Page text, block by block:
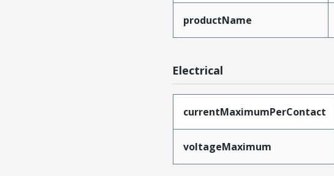
productName
Electrical
currentMaximumPerContact
voltageMaximum